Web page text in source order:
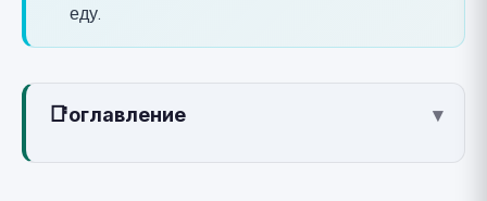
еду.
📑оглавление ▾